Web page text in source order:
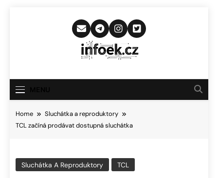
Infoek.cz
Novinkám
Home
Sluchátka a reproduktory
TCL začíná prodávat dostupná sluchátka
Sluchátka A Reproduktory TCL